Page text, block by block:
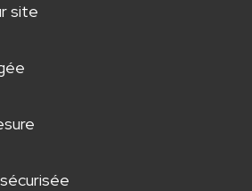
site